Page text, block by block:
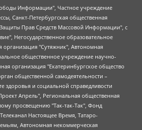
Регина Николаевна, Доброхотов Роман Александрович, Дудь Юрий Александрович, Елкин Сергей Владимирович, Кругликов Кирилл Игоревич, Сабунаева Мария Леонидовна, Семенов Алексей Владимирович, Шаинян Карен Багратович, Шульман Екатерина Михайловна, Асафьев Артур Валерьевич, Вахштайн Виктор Семенович, Венедиктов Алексей Алексеевич, Лушникова Екатерина Евгеньевна, Волков Леонид Михайлович, Невзоров Александр Глебович, Пархоменко Сергей Борисович, Сироткин Ярослав Николаевич, Кара-Мурза Владимир Владимирович, Баранова Наталья Владимировна, Гозман Леонид Яковлевич, Кагарлицкий Борис Юльевич, Климарев Михаил Валерьевич, Милов Владимир Станиславович, Автономная некоммерческая организация Краснодарский центр современного искусства "Типография", Моргенштерн Алишер Тагирович, Соболь Любовь Эдуардовна, Общество с ограниченной ответственностью "ЛИЗА НОРМ", Каспаров Гарри Кимович, Ходорковский Михаил Борисович, Общество с ограниченной ответственностью "Апрельские тезисы", Данилович Ирина Брониславовна, Кашин Олег Владимирович, Петров Николай Владимирович, Пивоваров Алексей Владимирович, Соколов Михаил Владимирович, Цветкова Юлия Владимировна, Чичваркин Евгений Александрович, Комитет против пыток/Команда против пыток, Общество с ограниченной ответственностью "Первый научный", Общество с ограниченной ответственностью "Вертолет и ко", Белоцерковская Вероника Борисовна, Кац Максим Евгеньевич, Лазарева Татьяна Юрьевна, Шаведдинов Руслан Табризович, Яшин Илья Валерьевич, Общество с ограниченной ответственностью "Иноагент ААВ", Алешковский Дмитрий Петрович, Альбац Евгения Марковна, Быков Дмитрий Львович, Галямина Юлия Евгеньевна, Лойко Сергей Леонидович, Мартынов Кирилл Константинович, Медведев Сергей Александрович, Крашенинников Федор Геннадиевич, Гордеева Катерина Вл